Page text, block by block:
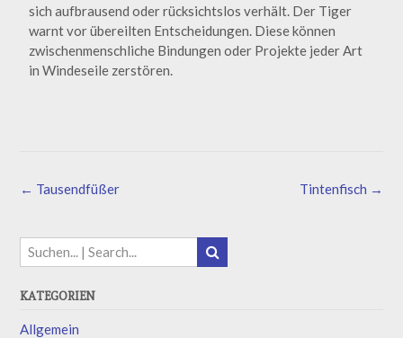
sich aufbrausend oder rücksichtslos verhält. Der Tiger
warnt vor übereilten Entscheidungen. Diese können
zwischenmenschliche Bindungen oder Projekte jeder Art
in Windeseile zerstören.
Tintenfisch →
← Tausendfüßer
KATEGORIEN
Allgemein